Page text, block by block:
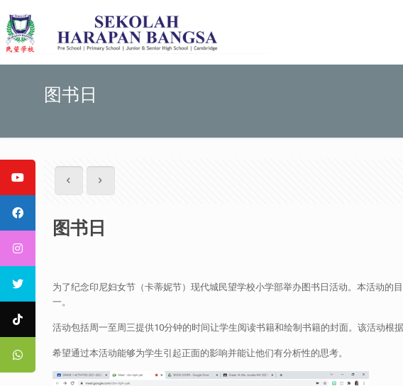
图书日
图书日
为了纪念印尼妇女节（卡蒂妮节）现代城民望学校小学部举办图书日活动。本活动
一。
活动包括周一至周三提供10分钟的时间让学生阅读书籍和绘制书籍的封面。该活动根
希望通过本活动能够为学生引起正面的影响并能让他们有分析性的思考。